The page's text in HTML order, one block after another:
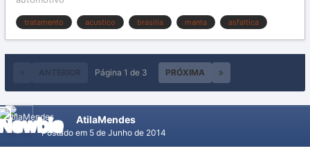
tratamento acustico brasilia manta asfaltica
ANTERIOR PRÓXIMA
Página 1 de 3
AtilaMendes
Postado em 5 de Junho de 2014